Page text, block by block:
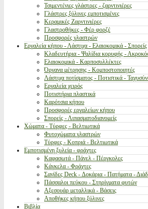
Τσιμεντένιες γλάστρες - ζαρντινιέρες
Γλάστρες ξύλινες εμποτισμένες
Κεραμικές Ζαρντινιέρες
Γλαστροθήκες - Φέρ φορζέ
Προσφορές γλαστρών
Εργαλεία κήπου - Λάστιχα - Ελαιοκομικά - Σπορείς
Κλαδευτήρια - Ψαλίδια κορυφής -
Ελαιοκομικά - Καρποσυλλέκτες
Όργανα μέτρησης - Κομποστοποιητές
Λάστιχα ποτίσματος - Ποτιστικά -
Εργαλεία χειρός
Ποτιστήρια πλαστικά
Καρότσια κήπου
Προσφορές εργαλείων κήπου
Σπορείς - Λιπασματοδιανομείς
Χώματα - Τύρφες - Βελτιωτικά
Φυτοχώματα γλαστρών
Τύρφες - Κοπριά - Βελτιωτικά
Εμποτισμένη ξυλεία - φράχτες
Καφασωτά - Πάνελ - Πέργκολες
Κάγκελα - Φράχτες
Σανίδες Deck - Δοκάρια - Πατήματα -
Πάσσαλοι πεύκου - Στηρίγματα φυτών
Αξεσουάρ μεταλλικά - Βάσεις
Αποθήκες κήπου ξύλινες
Βιβλία